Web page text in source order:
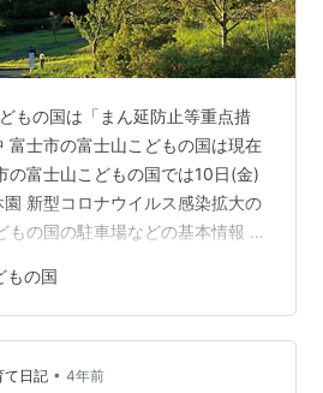
もの国は「まん延防止等重点措
富士市の富士山こどもの国は現在
の富士山こどもの国では10日(金)
新型コロナウイルス感染拡大の
もの国の駐車場などの基本情報 地
点措置」により臨時休園中 静岡
措置」が適用されたことを受
、1月27日（木）～2月20日
す。 引用元 富士山こどもの国
もの国
て日記 • 4年前